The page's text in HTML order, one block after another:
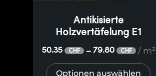
Antikisierte
Holzvertäfelung E1
50.35 CHF – 79.80 CHF / m²
Optionen auswählen